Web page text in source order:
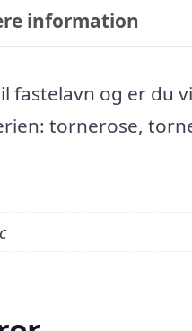
information
fastelavn og er du
tornerose,